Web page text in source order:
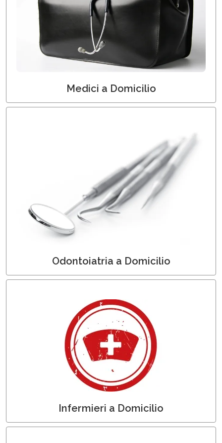
Medici a Domicilio
Medici a Domicilio
Odontoiatria a Domicilio
Odontoiatri a Domicilio
Infermieri a Domicilio
Infermieri a Domicilio